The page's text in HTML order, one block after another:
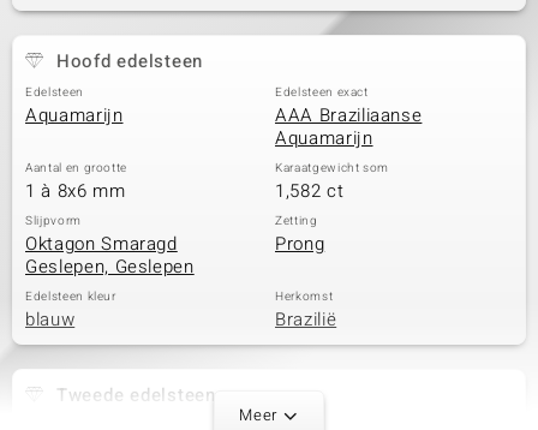
Hoofd edelsteen
Edelsteen
Aquamarijn
Edelsteen exact
AAA Braziliaanse
Aquamarijn
Aantal en grootte
1 à 8x6 mm
Karaatgewicht som
1,582 ct
Slijpvorm
Oktagon Smaragd
Geslepen, Geslepen
Zetting
Prong
Edelsteen kleur
blauw
Herkomst
Brazilië
Tweede edelsteen
Meer